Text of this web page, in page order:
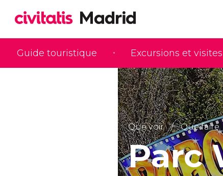
Guide touristique Excursions et
Que voir Que faire
Parc